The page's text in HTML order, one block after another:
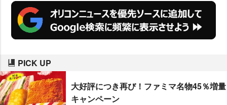
PICK UP
大好評につき再び！ファミマ名物45％増量
キャンペーン